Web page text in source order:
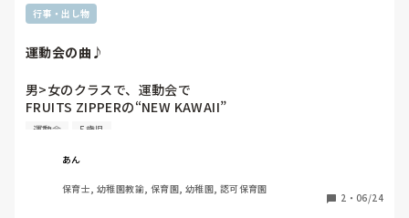
我が子も幼稚園行かせてたので
連絡帳はなかったですね。
小学生の頃は1年生の時だけ！
先生と連絡帳やりとりできて
電話だと仕事で出れないことがあるので、
この時はとても助かりました！
3歳児の子の保育園の連絡帳見せてもらったんですけど‥
た。
先生も忙しいんだか、交換ノートが成立してなくて、激怒！
行事・出し物
運動会の曲♪
男>女のクラスで、運動会で
FRUITS ZIPPERの“NEW KAWAII”
の曲で踊るのは、可愛すぎ？
“はちゃめちゃわちゃライフ！”と迷っていて
染みがあるけれど‥
運動会 5歳児
あん
保育士, 幼稚園教諭, 保育園, 幼稚園, 認可保育園
2 ・ 06/24